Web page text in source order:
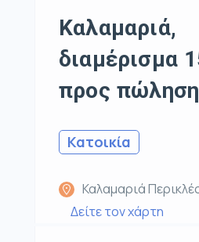
Καλαμαριά,
διαμέρισμα
προς πώληση
Κατοικία
Καλαμαριά
Δείτε τον χάρτη